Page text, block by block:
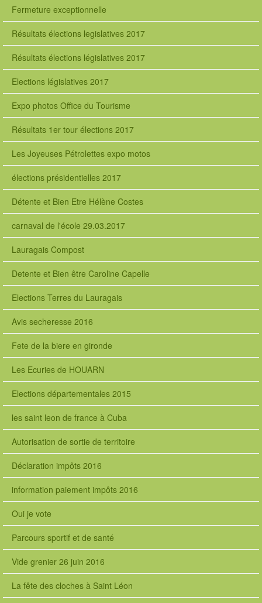
Fermeture exceptionnelle
Résultats élections legislatives 2017
Résultats élections législatives 2017
Elections législatives 2017
Expo photos Office du Tourisme
Résultats 1er tour élections 2017
Les Joyeuses Pétrolettes expo motos
élections présidentielles 2017
Détente et Bien Etre Hélène Costes
carnaval de l'école 29.03.2017
Lauragais Compost
Detente et Bien être Caroline Capelle
Elections Terres du Lauragais
Avis secheresse 2016
Fete de la biere en gironde
Les Ecuries de HOUARN
Elections départementales 2015
les saint leon de france à Cuba
Autorisation de sortie de territoire
Déclaration impôts 2016
information paiement impôts 2016
Oui je vote
Parcours sportif et de santé
Vide grenier 26 juin 2016
La fête des cloches à Saint Léon